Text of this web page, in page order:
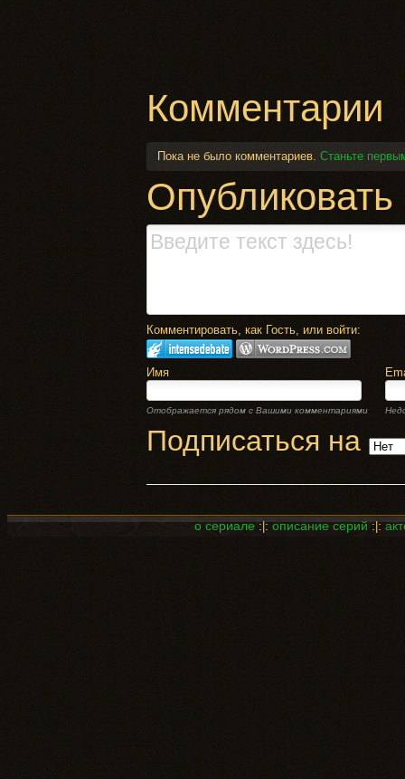
Комментарии
Пока не было комментариев. Станьте
Комментировать, как Гость, или войти:
Имя
Отображается рядом с Вашими комментариями
Подписаться на
о сериале:|:описание серий:|: